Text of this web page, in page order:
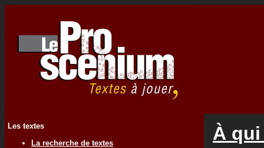
Les textes
La recherche de textes
À